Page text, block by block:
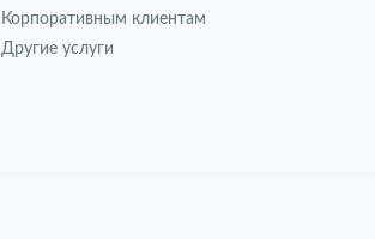
Корпоративным клиентам
Другие услуги